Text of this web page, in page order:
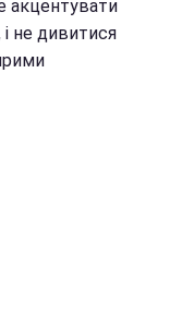
акцентувати
і не дивитися